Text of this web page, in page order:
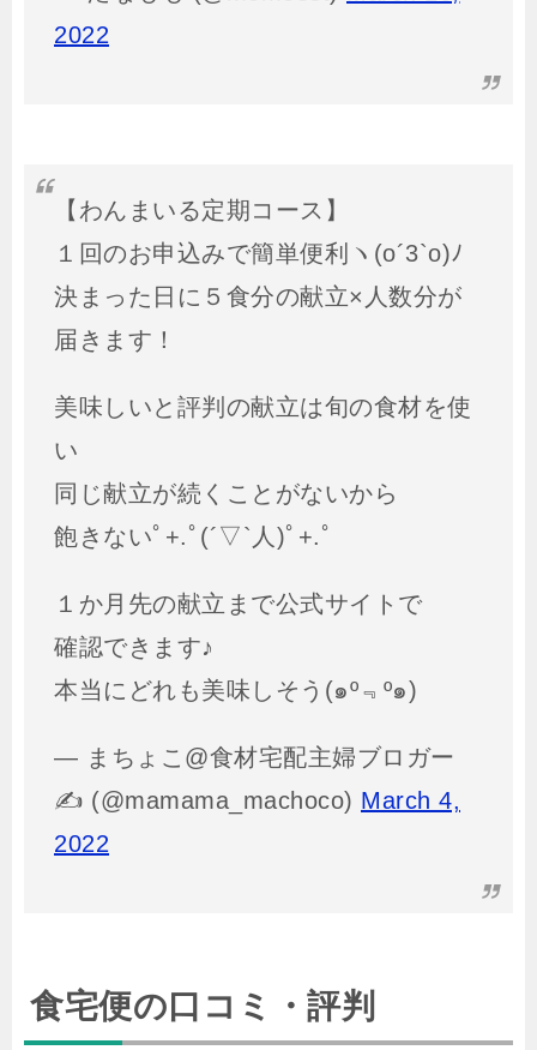
2022
【わんまいる定期コース】
１回のお申込みで簡単便利ヽ(o´3`o)ﾉ
決まった日に５食分の献立×人数分が
届きます！
美味しいと評判の献立は旬の食材を使
い
同じ献立が続くことがないから
飽きないﾟ+.ﾟ(´▽`人)ﾟ+.ﾟ
１か月先の献立まで公式サイトで
確認できます♪
本当にどれも美味しそう(๑º﹃º๑)
— まちょこ@食材宅配主婦ブロガー
✍ (@mamama_machoco) March 4,
2022
食宅便の口コミ・評判